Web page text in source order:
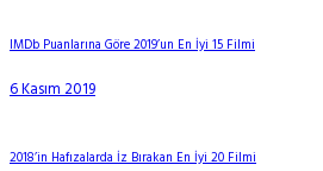
IMDb Puanlarına Göre 2019’un En İyi 15 Filmi
6 Kasım 2019
2018’in Hafızalarda İz Bırakan En İyi 20 Filmi